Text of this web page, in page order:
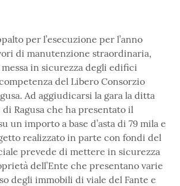
per l’esecuzione per l’anno
di manutenzione straordinaria,
in sicurezza degli edifici
del Libero Consorzio
Ad aggiudicarsi la gara la ditta
Ragusa che ha presentato il
un importo a base d’asta di 79 mila e
realizzato in parte con fondi del
prevede di mettere in sicurezza
dell’Ente che presentano varie
degli immobili di viale del Fante e